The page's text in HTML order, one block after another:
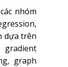
nhóm
dựa trên
graph